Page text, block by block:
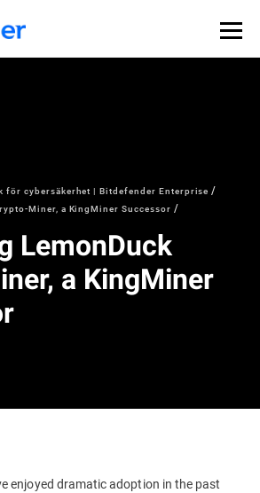
för cybersäkerhet | Bitdefender Enterprise
Miner, a KingMiner Successor
LemonDuck
a KingMiner
enjoyed dramatic adoption in the past